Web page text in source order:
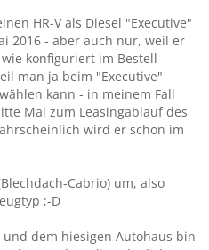
HR-V als Diesel "Executive"
2016 - aber auch nur, weil er
konfiguriert im Bestell-
man ja beim "Executive"
kann - in meinem Fall
Mai zum Leasingablauf des
wird er schon im
Cabrio) um, also
;-D
dem hiesigen Autohaus bin